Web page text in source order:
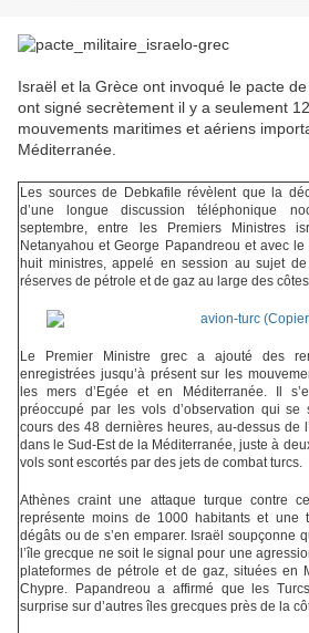
Israël et la Grèce ont invoqué le pacte
ont signé secrètement il y a seulement
mouvements maritimes et aériens
Méditerranée.
Les sources de Debkafile révèlent que la
d’une longue discussion téléphonique
septembre, entre les Premiers Ministres
Netanyahou et George Papandreou et avec
huit ministres, appelé en session au sujet
réserves de pétrole et de gaz au large des
Le Premier Ministre grec a ajouté des
enregistrées jusqu’à présent sur les
les mers d’Egée et en Méditerranée. Il
préoccupé par les vols d’observation qui se
cours des 48 dernières heures, au-dessus de
dans le Sud-Est de la Méditerranée, juste à
vols sont escortés par des jets de combat turcs.
Athènes craint une attaque turque contre
représente moins de 1000 habitants et une
dégâts ou de s’en emparer. Israël soupçonne
l’île grecque ne soit le signal pour une
plateformes de pétrole et de gaz, situées en
Chypre. Papandreou a affirmé que les
surprise sur d’autres îles grecques près de la